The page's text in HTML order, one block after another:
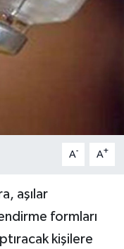
A- A+
aşılar
formları
kişilere